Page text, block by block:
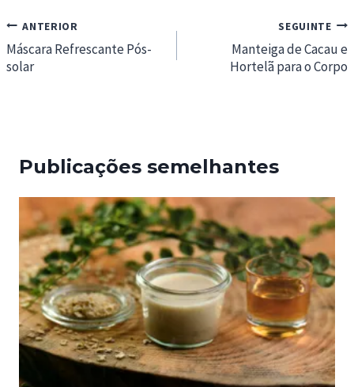
Navegação
de
artigos
ANTERIOR
Máscara Refrescante Pós-
solar
SEGUINTE
Manteiga de Cacau e
Hortelã para o Corpo
Publicações semelhantes